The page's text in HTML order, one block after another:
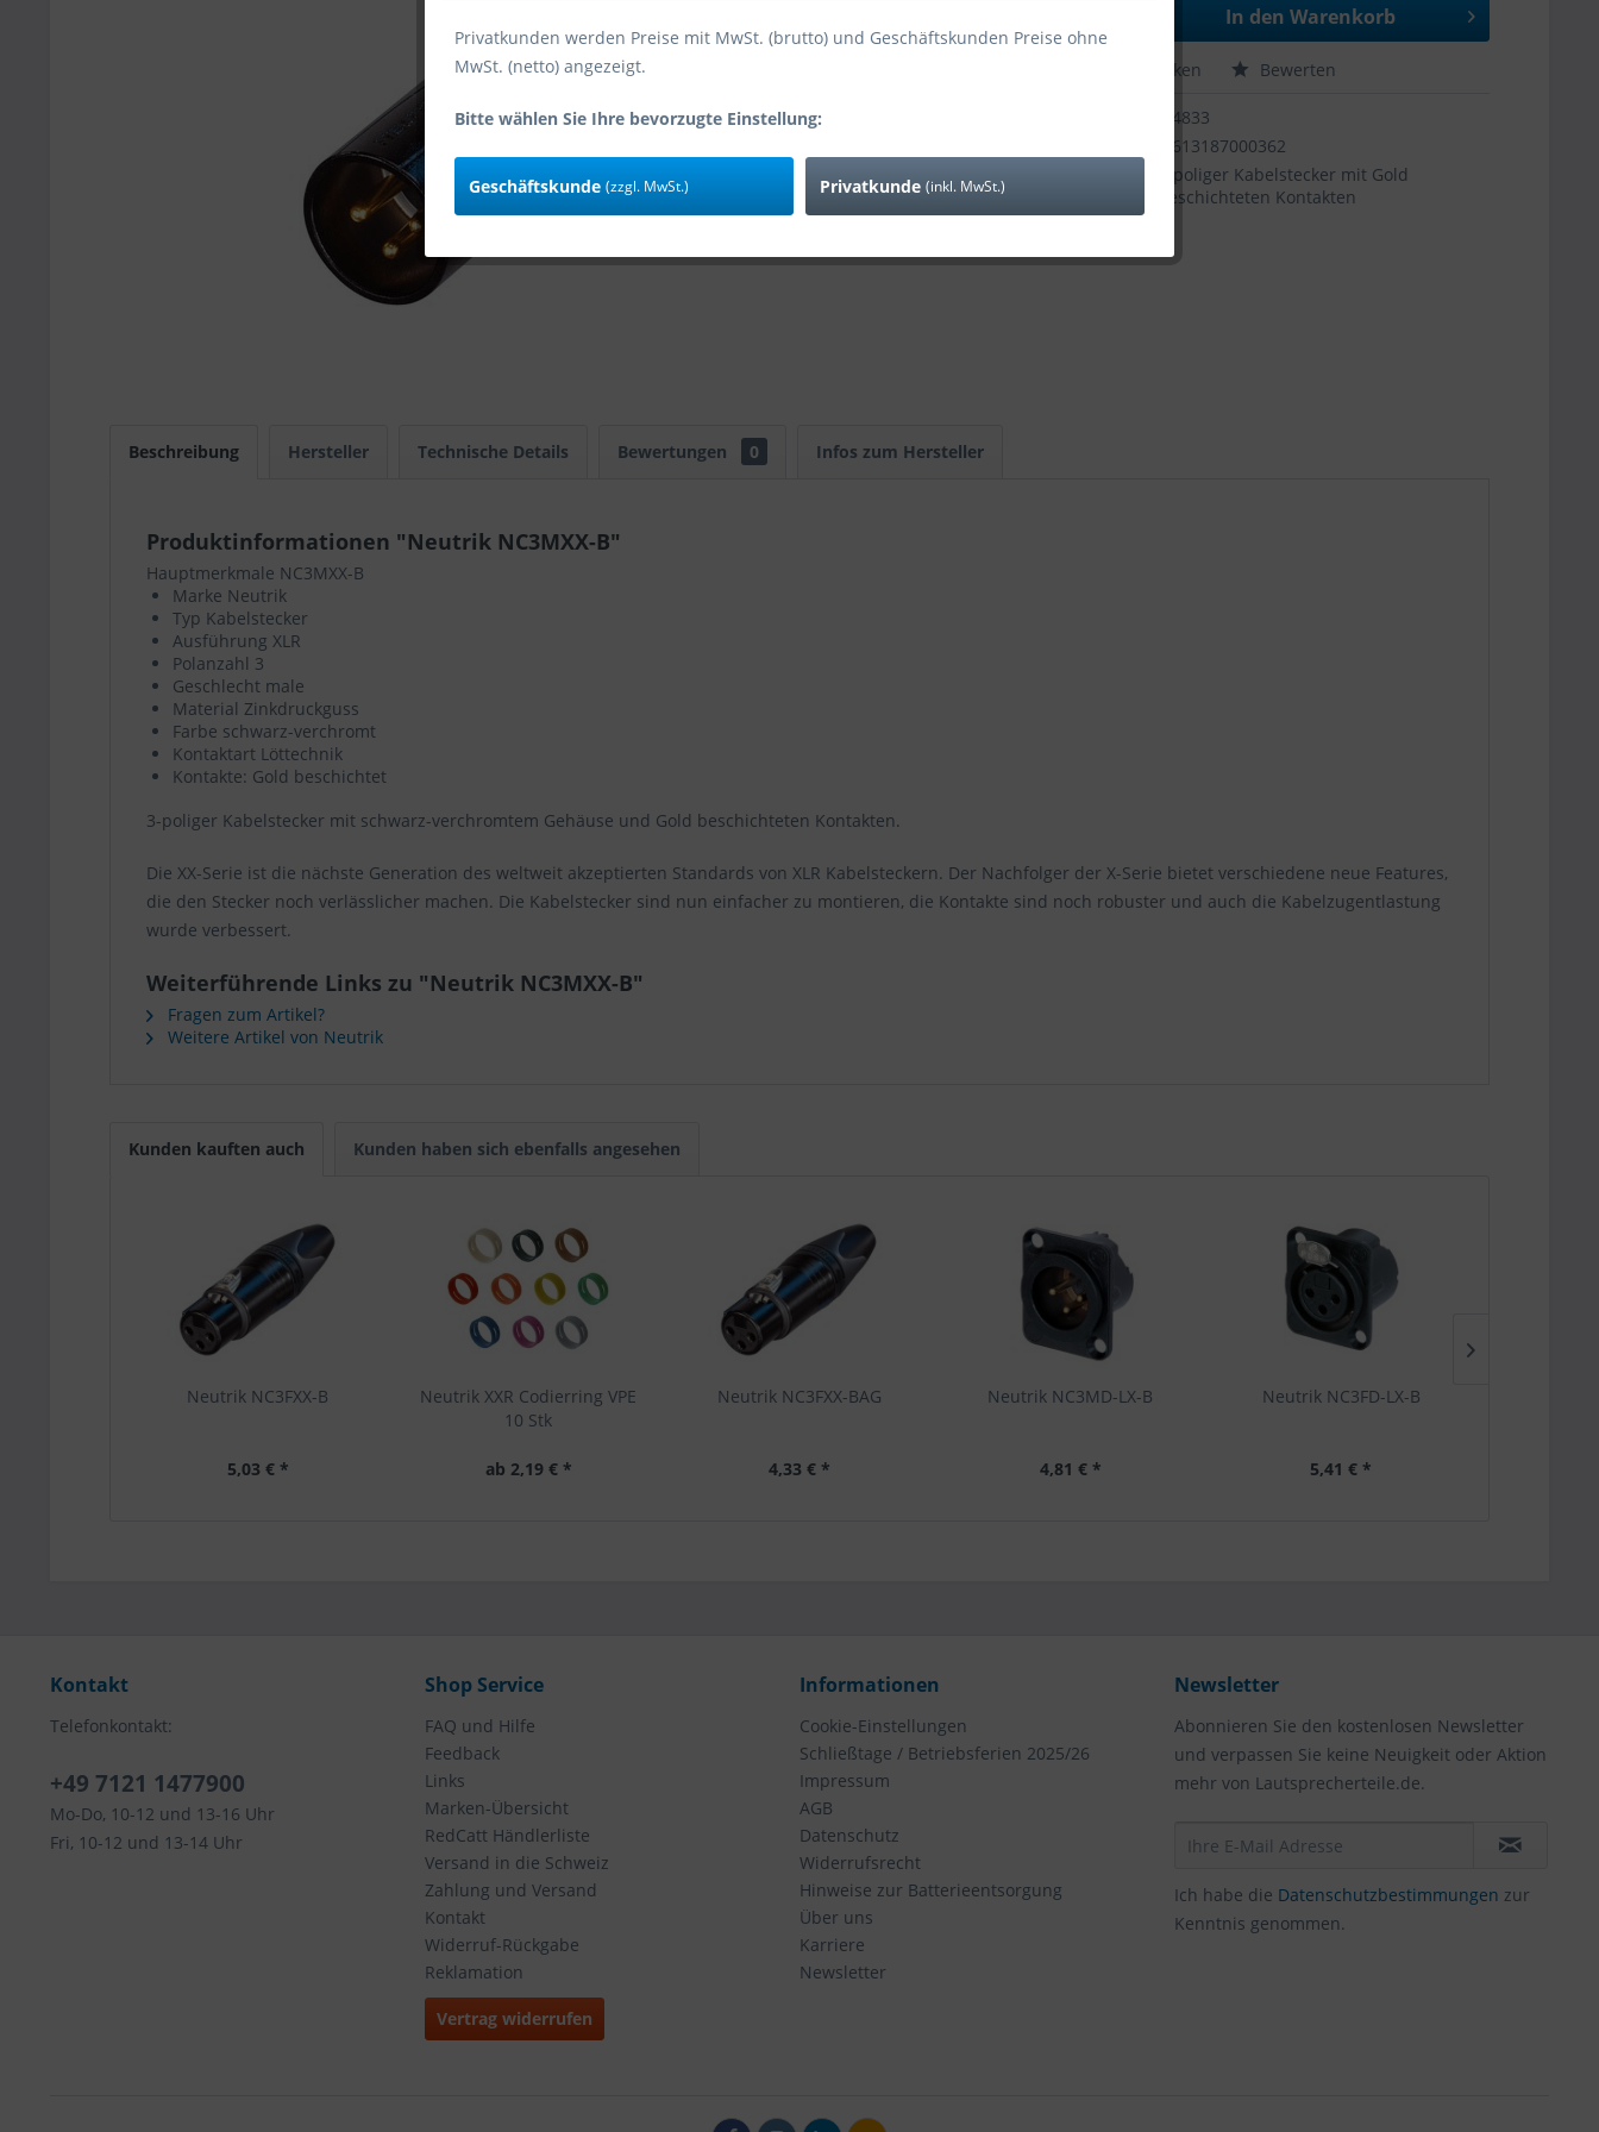
In den Warenkorb
Merken Bewerten
44833
7613187000362
3-poliger Kabelstecker mit Gold
beschichteten Kontakten
Beschreibung Hersteller Technische Details Bewertungen 0 Infos zum Hersteller
Produktinformationen "Neutrik NC3MXX-B"
Hauptmerkmale NC3MXX-B
Marke Neutrik
Typ Kabelstecker
Ausführung XLR
Polanzahl 3
Geschlecht male
Material Zinkdruckguss
Farbe schwarz-verchromt
Kontaktart Löttechnik
Kontakte: Gold beschichtet
3-poliger Kabelstecker mit schwarz-verchromtem Gehäuse und Gold beschichteten Kontakten.
Die XX-Serie ist die nächste Generation des weltweit akzeptierten Standards von XLR Kabelsteckern. Der Nachfolger der X-Serie bietet verschiedene neue Features,
die den Stecker noch verlässlicher machen. Die Kabelstecker sind nun einfacher zu montieren, die Kontakte sind noch robuster und auch die Kabelzugentlastung
wurde verbessert.
Weiterführende Links zu "Neutrik NC3MXX-B"
Fragen zum Artikel?
Weitere Artikel von Neutrik
Kunden kauften auch Kunden haben sich ebenfalls angesehen
Neutrik NC3FXX-B
5,03 € *
Neutrik XXR Codierring VPE
10 Stk
ab 2,19 € *
Neutrik NC3FXX-BAG
4,33 € *
Neutrik NC3MD-LX-B
4,81 € *
Neutrik NC3FD-LX-B
5,41 € *
Kontakt
Telefonkontakt:
+49 7121 1477900
Mo-Do, 10-12 und 13-16 Uhr
Fri, 10-12 und 13-14 Uhr
Shop Service
FAQ und Hilfe
Feedback
Links
Marken-Übersicht
RedCatt Händlerliste
Versand in die Schweiz
Zahlung und Versand
Kontakt
Widerruf-Rückgabe
Reklamation
Vertrag widerrufen
Informationen
Cookie-Einstellungen
Schließtage / Betriebsferien 2025/26
Impressum
AGB
Datenschutz
Widerrufsrecht
Hinweise zur Batterieentsorgung
Über uns
Karriere
Newsletter
Newsletter
Abonnieren Sie den kostenlosen Newsletter
und verpassen Sie keine Neuigkeit oder Aktion
mehr von Lautsprecherteile.de.
Ich habe die Datenschutzbestimmungen zur
Kenntnis genommen.
Privatkunden werden Preise mit MwSt. (brutto) und Geschäftskunden Preise ohne
MwSt. (netto) angezeigt.
Bitte wählen Sie Ihre bevorzugte Einstellung:
Geschäftskunde (zzgl. MwSt.) Privatkunde (inkl. MwSt.)